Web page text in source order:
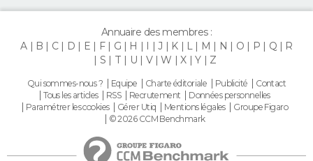
Annuaire des membres :
A
B C D E F G H I J K L M N O P Q
R
S
T U V W X Y Z
Qui sommes-nous ? Equipe Charte éditoriale Publicité
Contact
Tous les articles
RSS Recrutement
Données personnelles
Paramétrer les cookies
Gérer Utiq Mentions légales
Groupe Figaro
© 2026 CCM Benchmark